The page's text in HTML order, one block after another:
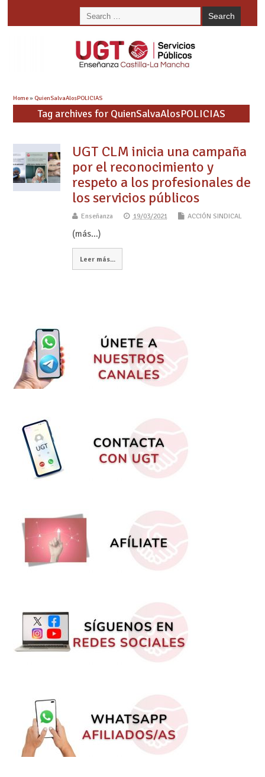
Home» QuienSalvaAlosPOLICIAS
Tag archives for QuienSalvaAlosPOLICIAS
UGT CLM inicia una campaña
por el reconocimiento y
respeto a los profesionales de
los servicios públicos
Enseñanza 19/03/2021 ACCIÓN SINDICAL
(más…)
Leer más...